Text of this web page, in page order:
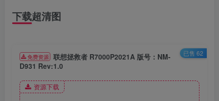
下载超清图
已售 62
免费资源 联想拯救者 R7000P2021A 版号：NM-
D931 Rev:1.0
资源下载